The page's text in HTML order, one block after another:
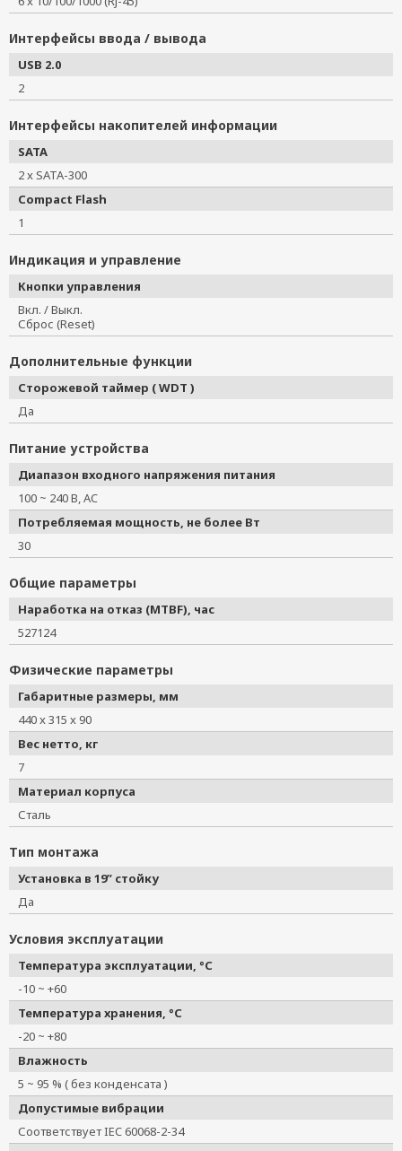
Интерфейсы ввода / вывода
USB 2.0
2
Интерфейсы накопителей информации
SATA
2 x SATA-300
Compact Flash
1
Индикация и управление
Кнопки управления
Вкл. / Выкл.
Сброс (Reset)
Дополнительные функции
Сторожевой таймер ( WDT )
Да
Питание устройства
Диапазон входного напряжения питания
100 ~ 240 В, AC
Потребляемая мощность, не более Вт
30
Общие параметры
Наработка на отказ (MTBF), час
527124
Физические параметры
Габаритные размеры, мм
440 x 315 x 90
Вес нетто, кг
7
Материал корпуса
Сталь
Тип монтажа
Установка в 19” стойку
Да
Условия эксплуатации
Температура эксплуатации, °C
-10 ~ +60
Температура хранения, °C
-20 ~ +80
Влажность
5 ~ 95 % ( без конденсата )
Допустимые вибрации
Соответствует IEC 60068-2-34